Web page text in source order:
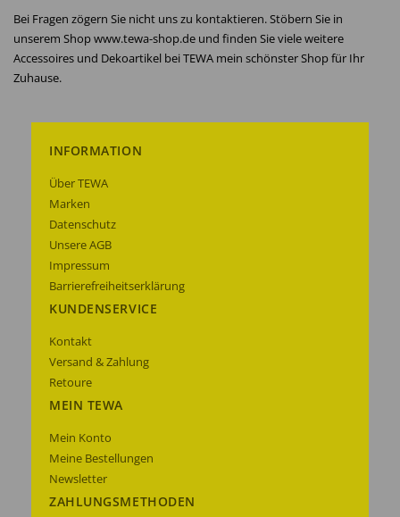
Bei Fragen zögern Sie nicht uns zu kontaktieren. Stöbern Sie in
unserem Shop www.tewa-shop.de und finden Sie viele weitere
Accessoires und Dekoartikel bei TEWA mein schönster Shop für Ihr
Zuhause.
INFORMATION
Über TEWA
Marken
Datenschutz
Unsere AGB
Impressum
Barrierefreiheitserklärung
KUNDENSERVICE
Kontakt
Versand & Zahlung
Retoure
MEIN TEWA
Mein Konto
Meine Bestellungen
Newsletter
ZAHLUNGSMETHODEN